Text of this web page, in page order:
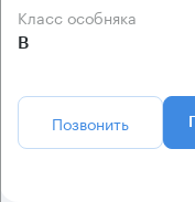
Класс особняка
B
Позвонить